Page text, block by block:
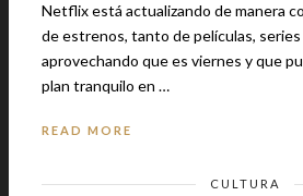
Netflix está actualizando de manera
de estrenos, tanto de películas,
aprovechando que es viernes y que
plan tranquilo en …
READ MORE
CULTURA